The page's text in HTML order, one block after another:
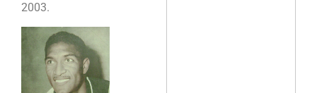
2003.